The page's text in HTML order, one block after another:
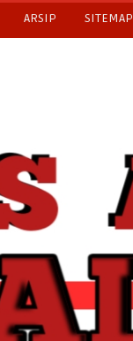
ARSIP SITEMAP